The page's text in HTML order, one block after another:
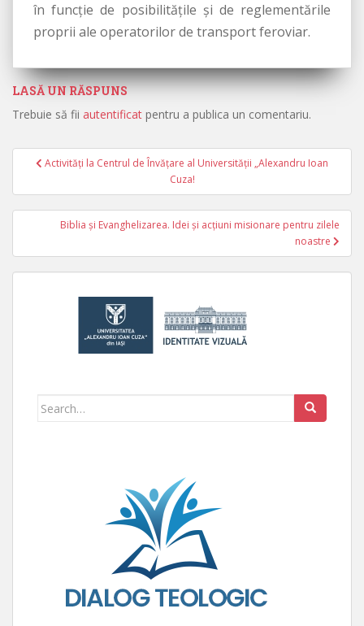
în funcţie de posibilităţile şi de reglementările
proprii ale operatorilor de transport feroviar.
LASĂ UN RĂSPUNS
Trebuie să fii autentificat pentru a publica un comentariu.
Navigare în articole
Activități la Centrul de Învățare al Universității „Alexandru Ioan
Cuza!
Biblia și Evanghelizarea. Idei și acțiuni misionare pentru zilele
noastre
Search for: